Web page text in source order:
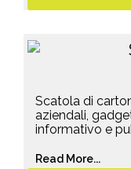
Scatola di
aziendali,
informativo e
Read More...